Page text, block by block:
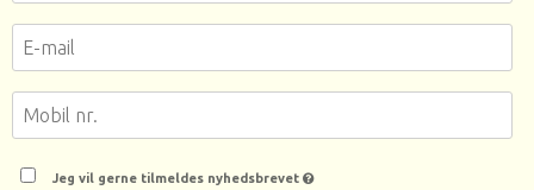
Jeg vil gerne tilmeldes nyhedsbrevet